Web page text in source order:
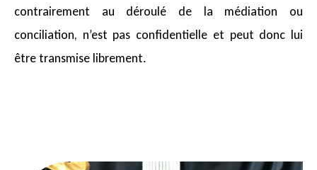
contrairement au déroulé de la médiation ou
conciliation, n’est pas confidentielle et peut donc lui
être transmise librement.